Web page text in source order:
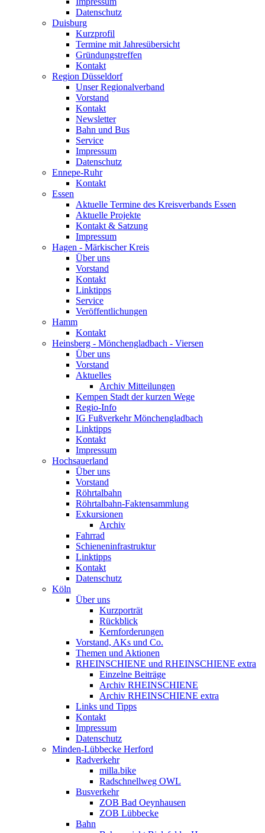
Datenschutz
Duisburg
Kurzprofil
Termine mit Jahresübersicht
Gründungstreffen
Kontakt
Region Düsseldorf
Unser Regionalverband
Vorstand
Kontakt
Newsletter
Bahn und Bus
Service
Impressum
Datenschutz
Ennepe-Ruhr
Kontakt
Essen
Aktuelle Termine des Kreisverbands Essen
Aktuelle Projekte
Kontakt & Satzung
Impressum
Hagen - Märkischer Kreis
Über uns
Vorstand
Kontakt
Linktipps
Service
Veröffentlichungen
Hamm
Kontakt
Heinsberg - Mönchengladbach - Viersen
Über uns
Vorstand
Aktuelles
Archiv Mitteilungen
Kempen Stadt der kurzen Wege
Regio-Info
IG Fußverkehr Mönchengladbach
Linktipps
Kontakt
Impressum
Hochsauerland
Über uns
Vorstand
Röhrtalbahn
Röhrtalbahn-Faktensammlung
Exkursionen
Archiv
Fahrrad
Schieneninfrastruktur
Linktipps
Kontakt
Datenschutz
Köln
Über uns
Kurzporträt
Rückblick
Kernforderungen
Vorstand, AKs und Co.
Themen und Aktionen
RHEINSCHIENE und RHEINSCHIENE extra
Einzelne Beiträge
Archiv RHEINSCHIENE
Archiv RHEINSCHIENE extra
Links und Tipps
Kontakt
Impressum
Datenschutz
Minden-Lübbecke Herford
Radverkehr
milla.bike
Radschnellweg OWL
Busverkehr
ZOB Bad Oeynhausen
ZOB Lübbecke
Bahn